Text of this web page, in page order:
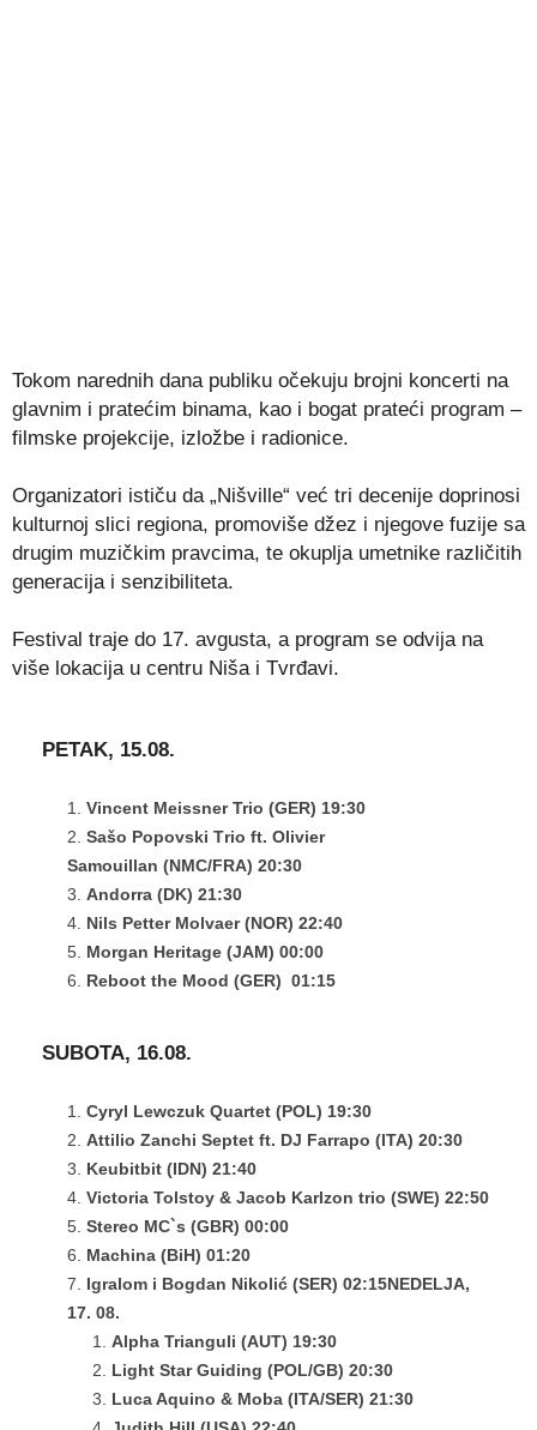
Tokom narednih dana publiku očekuju brojni koncerti na
glavnim i pratećim binama, kao i bogat prateći program –
filmske projekcije, izložbe i radionice.
Organizatori ističu da „Nišville“ već tri decenije doprinosi
kulturnoj slici regiona, promoviše džez i njegove fuzije sa
drugim muzičkim pravcima, te okuplja umetnike različitih
generacija i senzibiliteta.
Festival traje do 17. avgusta, a program se odvija na
više lokacija u centru Niša i Tvrđavi.
PETAK, 15.08.
Vincent Meissner Trio (GER) 19:30
Sašo Popovski Тrio ft. Olivier
Samouillan (NMC/FRA) 20:30
Andorra (DK) 21:30
Nils Petter Molvaer (NOR) 22:40
Morgan Heritage (JAM) 00:00
Reboot the Mood (GER) 01:15
SUBOTA, 16.08.
Cyryl Lewczuk Quartet (POL) 19:30
Attilio Zanchi Septet ft. DJ Farrapo (ITA) 20:30
Keubitbit (IDN) 21:40
Victoria Tolstoy & Jacob Karlzon trio (SWE) 22:50
Stereo MC`s (GBR) 00:00
Machina (BiH) 01:20
Igralom i Bogdan Nikolić (SER) 02:15NEDELJA,
17. 08.
Alpha Trianguli (AUT) 19:30
Light Star Guiding (POL/GB) 20:30
Luca Aquino & Moba (ITA/SER) 21:30